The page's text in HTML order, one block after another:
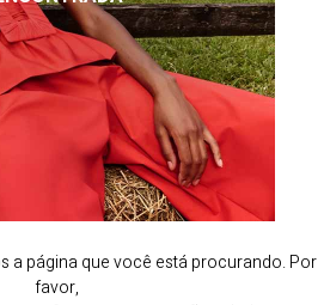
a página que você está procurando. Por
favor,